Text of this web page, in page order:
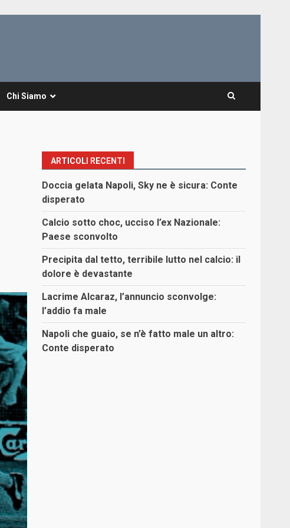
Chi Siamo
ARTICOLI RECENTI
Doccia gelata Napoli, Sky ne è sicura: Conte
disperato
Calcio sotto choc, ucciso l’ex Nazionale:
Paese sconvolto
Precipita dal tetto, terribile lutto nel calcio: il
dolore è devastante
Lacrime Alcaraz, l’annuncio sconvolge:
l’addio fa male
Napoli che guaio, se n’è fatto male un altro:
Conte disperato